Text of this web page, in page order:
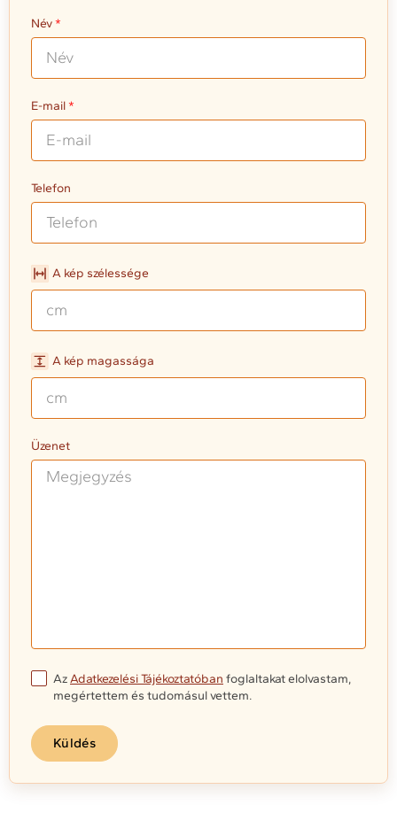
Név
E-mail
Telefon
A kép szélessége
A kép magassága
Üzenet
AzAdatkezelési Tájékoztatóban foglaltakat elolvastam,
megértettem és tudomásul vettem.
Küldés